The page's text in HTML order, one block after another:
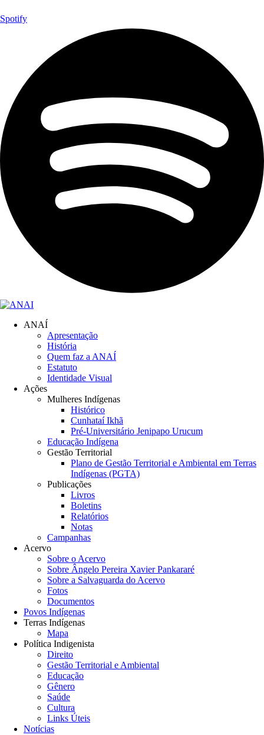
Spotify
ANAÍ
Apresentação
História
Quem faz a ANAÍ
Estatuto
Identidade Visual
Ações
Mulheres Indígenas
Histórico
Cunhataí Ikhã
Pré-Universitário Jenipapo Urucum
Educação Indígena
Gestão Territorial
Plano de Gestão Territorial e Ambiental em Terras
Indígenas (PGTA)
Publicações
Livros
Boletins
Relatórios
Notas
Campanhas
Acervo
Sobre o Acervo
Sobre Ângelo Pereira Xavier Pankararé
Sobre a Salvaguarda do Acervo
Fotos
Documentos
Povos Indígenas
Terras Indígenas
Mapa
Política Indigenista
Direito
Gestão Territorial e Ambiental
Educação
Gênero
Saúde
Cultura
Links Úteis
Notícias